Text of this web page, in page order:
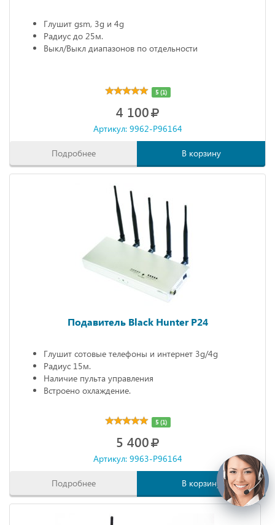
Глушит gsm, 3g и 4g
Радиус до 25м.
Выкл/Выкл диапазонов по отдельности
5 (1)
4 100
Артикул: 9962-P96164
Подробнее В корзину
Подавитель Black Hunter P24
Глушит сотовые телефоны и интернет 3g/4g
Радиус 15м.
Наличие пульта управления
Встроено охлаждение.
5 (1)
5 400
Артикул: 9963-P96164
Подробнее В корзину